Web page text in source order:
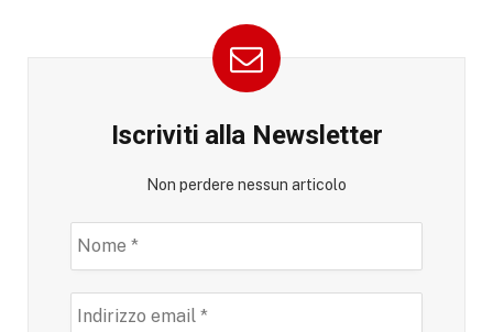
Iscriviti alla Newsletter
Non perdere nessun articolo